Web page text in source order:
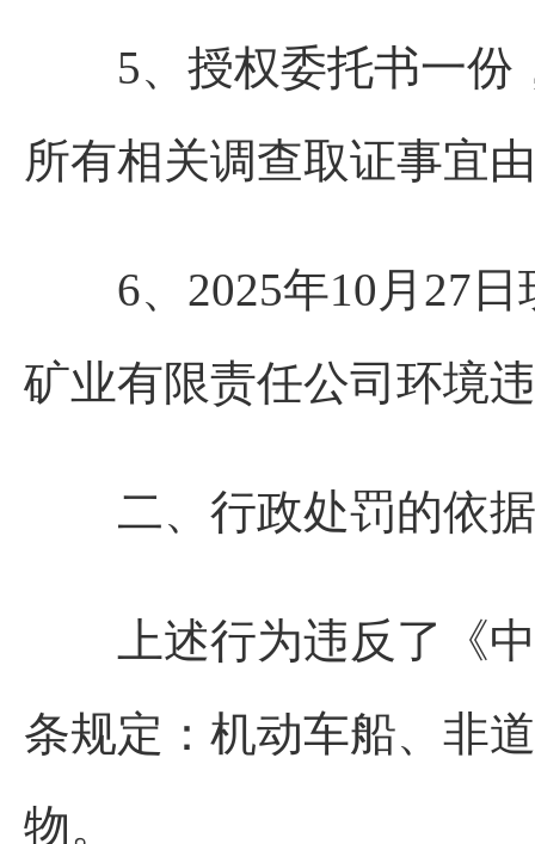
5、授权委托书一份
所有相关调查取证事宜
6、2025年10月27日
矿业有限责任公司环境
二、行政处罚的依据
上述行为违反了《中
条规定：机动车船、非
物。